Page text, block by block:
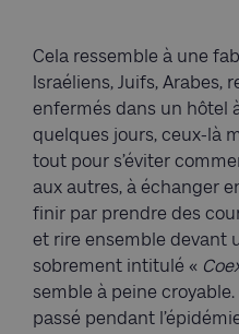
Cela ressemble à une
Israéliens, Juifs, Arabes,
enfermés dans un hôtel
quelques jours, ceux-là
tout pour s’éviter
aux autres, à échanger
finir par prendre des
et rire ensemble devant
sobrement intitulé «
semble à peine croyable.
passé pendant